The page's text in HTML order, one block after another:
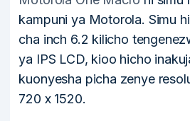
kampuni ya Motorola. Simu
cha inch 6.2 kilicho
ya IPS LCD, kioo hicho
kuonyesha picha zenye
720 x 1520.